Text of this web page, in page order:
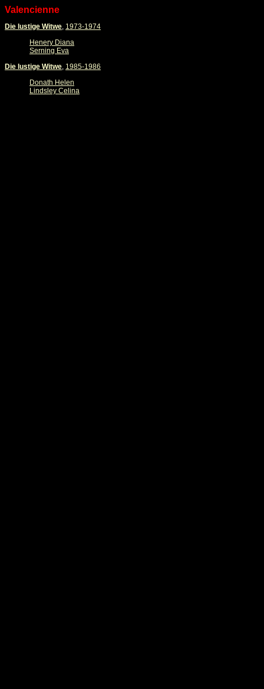
Valencienne
Die lustige Witwe, 1973-1974
Henery Diana
Serning Eva
Die lustige Witwe, 1985-1986
Donath Helen
Lindsley Celina